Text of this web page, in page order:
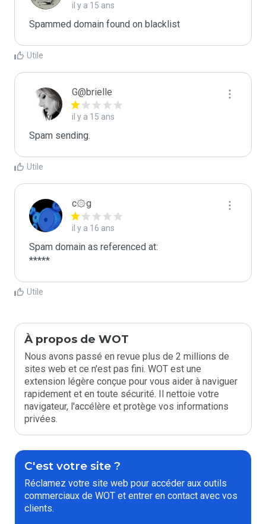
il y a 15 ans
Spammed domain found on blacklist
Utile
G@brielle
il y a 15 ans
Spam sending.
Utile
c۞g
il y a 16 ans
Spam domain as referenced at:
*****
Utile
À propos de WOT
Nous avons passé en revue plus de 2 millions de
sites web et ce n'est pas fini. WOT est une
extension légère conçue pour vous aider à naviguer
rapidement et en toute sécurité. Il nettoie votre
navigateur, l'accélère et protège vos informations
privées.
C'est votre site ?
Réclamez votre site web pour accéder aux outils
commerciaux de WOT et entrer en contact avec vos
clients.